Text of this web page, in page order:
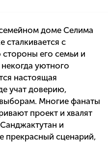
семейном доме Селима
сталкивается с
его семьи и
уютного
настоящая
учат доверию,
Многие фанаты
проект и хвалят
и
прекрасный сценарий,